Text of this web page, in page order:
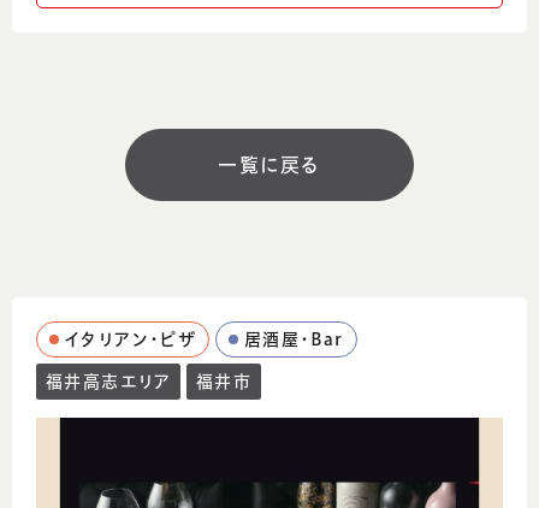
http://bonta.co.jp/sushi/
江戸前寿司で伝統的に使用されてきた「赤
酢」。 「赤酢シャリ」をぜひご堪能ください。
一覧に戻る
イタリアン・ピザ
居酒屋・Bar
福井高志エリア
福井市